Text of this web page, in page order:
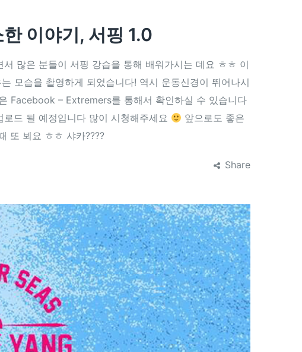
이야기, 서핑 1.0
많은 분들이 서핑 강습을 통해 배워가시는 데요 ㅎㅎ 이
모습을 촬영하게 되었습니다! 역시 운동신경이 뛰어나시
Facebook – Extremers를 통해서 확인하실 수 있습니다
드 될 예정입니다 많이 시청해주세요
앞으로도 좋은
또 뵈요 ㅎㅎ 샤카????
Share